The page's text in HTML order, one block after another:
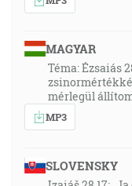
MAGYAR
Téma: Ézsaiás
zsinormértékké
mérlegül
MP3
SLOVENSKY